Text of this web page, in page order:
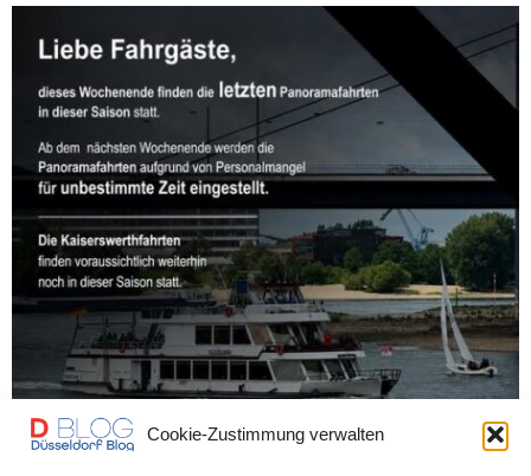
Cookie-Zustimmung verwalten